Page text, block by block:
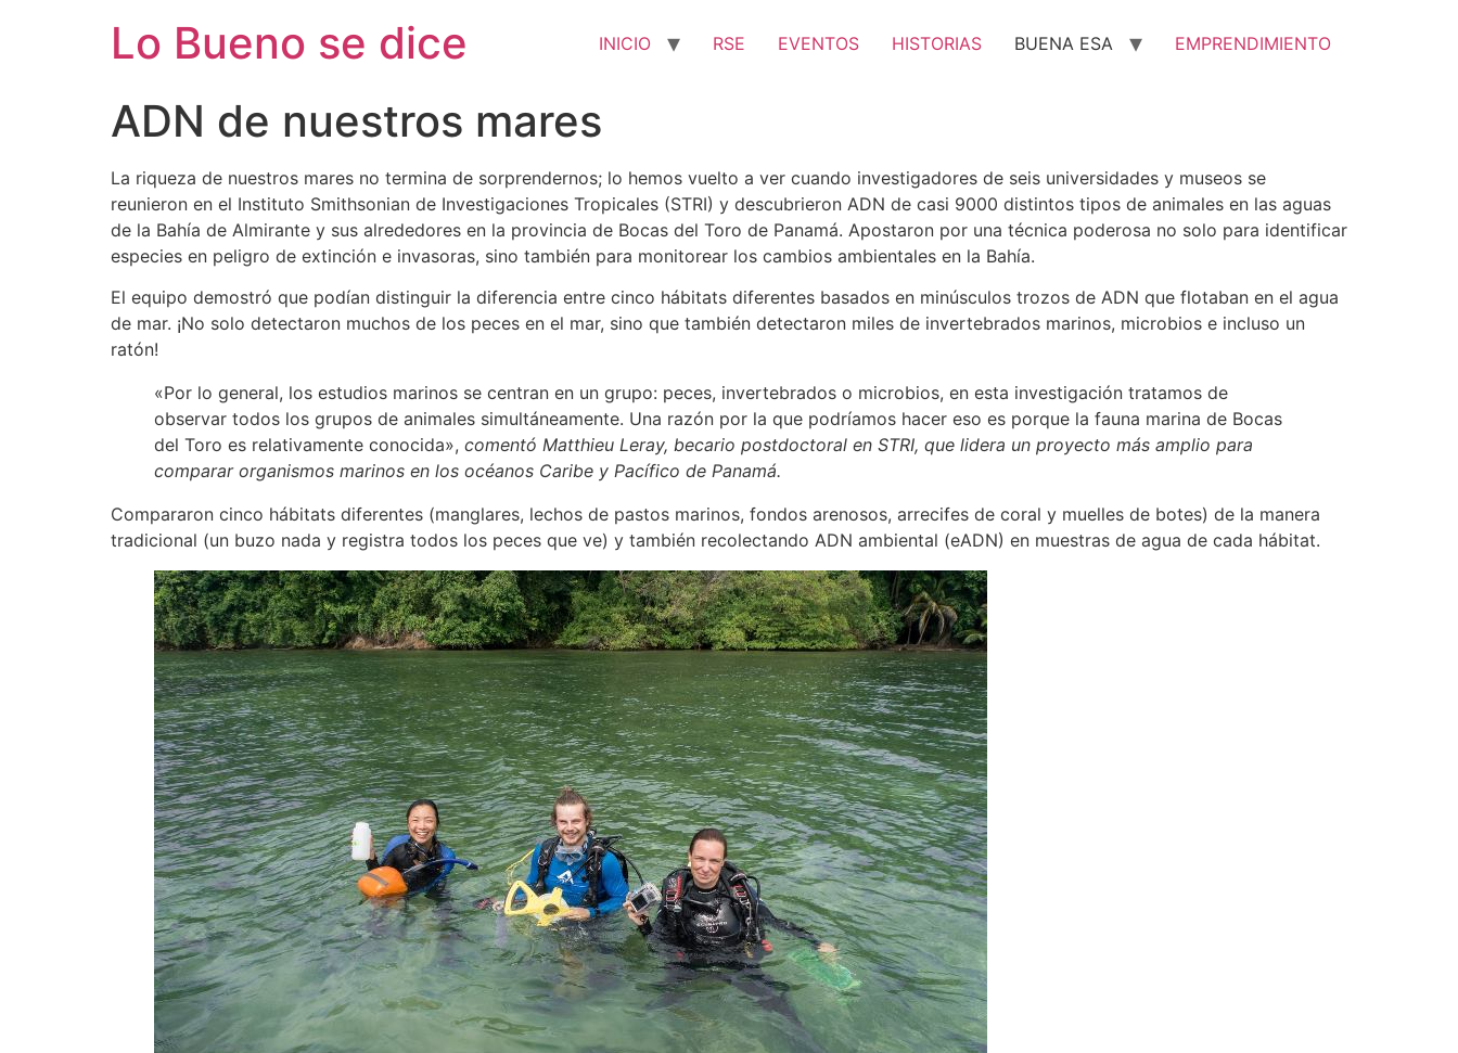
Lo Bueno se dice INICIO RSE EVENTOS HISTORIAS BUENA ESA EMPRENDIMIENTO
ADN de nuestros mares
La riqueza de nuestros mares no termina de sorprendernos; lo hemos vuelto a ver cuando investigadores de seis universidades y museos se
reunieron en el Instituto Smithsonian de Investigaciones Tropicales (STRI) y descubrieron ADN de casi 9000 distintos tipos de animales en las aguas
de la Bahía de Almirante y sus alrededores en la provincia de Bocas del Toro de Panamá. Apostaron por una técnica poderosa no solo para identificar
especies en peligro de extinción e invasoras, sino también para monitorear los cambios ambientales en la Bahía.
El equipo demostró que podían distinguir la diferencia entre cinco hábitats diferentes basados ​​en minúsculos trozos de ADN que flotaban en el agua
de mar. ¡No solo detectaron muchos de los peces en el mar, sino que también detectaron miles de invertebrados marinos, microbios e incluso un
ratón!
«Por lo general, los estudios marinos se centran en un grupo: peces, invertebrados o microbios, en esta investigación tratamos de
observar todos los grupos de animales simultáneamente. Una razón por la que podríamos hacer eso es porque la fauna marina de Bocas
del Toro es relativamente conocida», comentó Matthieu Leray, becario postdoctoral en STRI, que lidera un proyecto más amplio para
comparar organismos marinos en los océanos Caribe y Pacífico de Panamá.
Compararon cinco hábitats diferentes (manglares, lechos de pastos marinos, fondos arenosos, arrecifes de coral y muelles de botes) de la manera
tradicional (un buzo nada y registra todos los peces que ve) y también recolectando ADN ambiental (eADN) en muestras de agua de cada hábitat.